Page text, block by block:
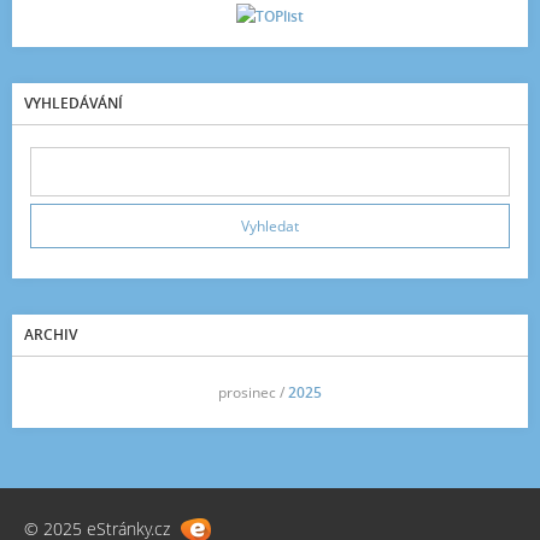
VYHLEDÁVÁNÍ
ARCHIV
prosinec /2025
© 2025 eStránky.cz